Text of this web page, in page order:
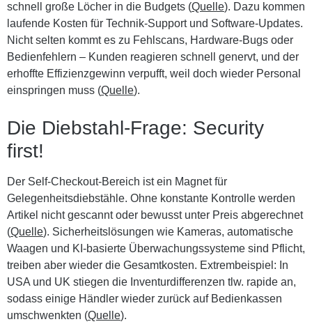
schnell große Löcher in die Budgets (Quelle). Dazu kommen
laufende Kosten für Technik-Support und Software-Updates.
Nicht selten kommt es zu Fehlscans, Hardware-Bugs oder
Bedienfehlern – Kunden reagieren schnell genervt, und der
erhoffte Effizienzgewinn verpufft, weil doch wieder Personal
einspringen muss (Quelle).
Die Diebstahl-Frage: Security
first!
Der Self-Checkout-Bereich ist ein Magnet für
Gelegenheitsdiebstähle. Ohne konstante Kontrolle werden
Artikel nicht gescannt oder bewusst unter Preis abgerechnet
(Quelle). Sicherheitslösungen wie Kameras, automatische
Waagen und KI-basierte Überwachungssysteme sind Pflicht,
treiben aber wieder die Gesamtkosten. Extrembeispiel: In
USA und UK stiegen die Inventurdifferenzen tlw. rapide an,
sodass einige Händler wieder zurück auf Bedienkassen
umschwenkten (Quelle).